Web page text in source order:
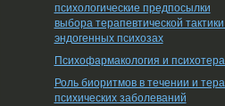
психологические предпосылки
выбора терапевтической
эндогенных психозах
Психофармакология и
Роль биоритмов в течении и
психических заболеваний